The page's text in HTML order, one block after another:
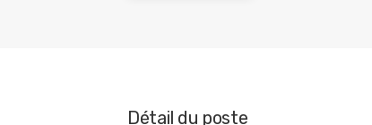
Détail du poste